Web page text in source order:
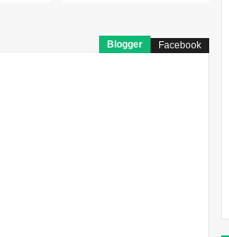
Blogger Facebook